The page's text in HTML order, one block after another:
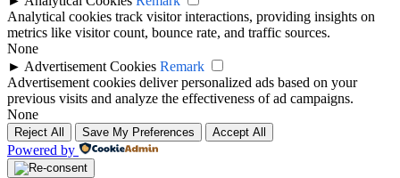
Analytical cookies track visitor interactions, providing insights on
metrics like visitor count, bounce rate, and traffic sources.
None
► Advertisement Cookies Remark
Advertisement cookies deliver personalized ads based on your
previous visits and analyze the effectiveness of ad campaigns.
None
Reject All Save My Preferences Accept All
Powered by